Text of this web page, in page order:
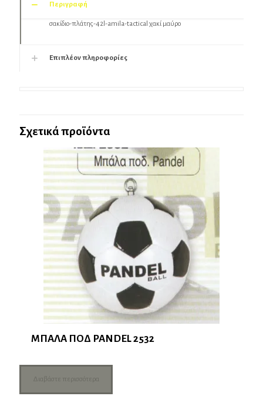
Περιγραφή
σακίδιο-πλάτης-42l-amila-tactical χακί μαύρο
Επιπλέον πληροφορίες
Σχετικά προϊόντα
ΜΠΑΛΑ ΠΟΔ PANDEL 2532
Διαβάστε περισσότερα